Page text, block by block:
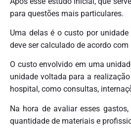
para questões mais particulares.
Uma delas é o custo por
deve ser calculado de acordo
O custo envolvido em uma
unidade voltada para a
hospital, como consultas,
Na hora de avaliar esses
quantidade de materiais e